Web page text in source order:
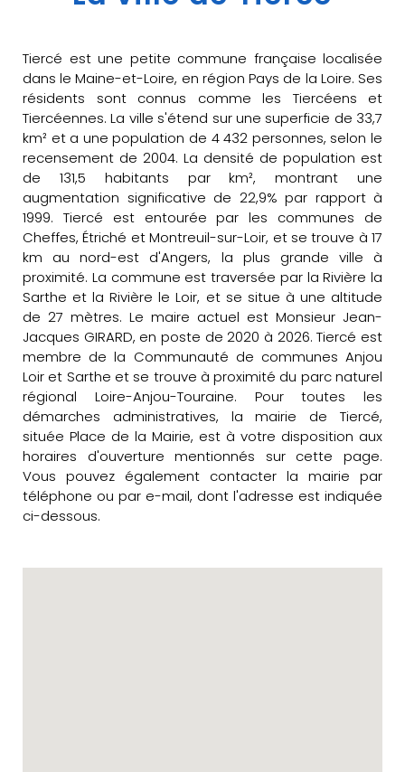
Tiercé est une petite commune française localisée
dans le Maine-et-Loire, en région Pays de la Loire. Ses
résidents sont connus comme les Tiercéens et
Tiercéennes. La ville s'étend sur une superficie de 33,7
km² et a une population de 4 432 personnes, selon le
recensement de 2004. La densité de population est
de 131,5 habitants par km², montrant une
augmentation significative de 22,9% par rapport à
1999. Tiercé est entourée par les communes de
Cheffes, Étriché et Montreuil-sur-Loir, et se trouve à 17
km au nord-est d'Angers, la plus grande ville à
proximité. La commune est traversée par la Rivière la
Sarthe et la Rivière le Loir, et se situe à une altitude
de 27 mètres. Le maire actuel est Monsieur Jean-
Jacques GIRARD, en poste de 2020 à 2026. Tiercé est
membre de la Communauté de communes Anjou
Loir et Sarthe et se trouve à proximité du parc naturel
régional Loire-Anjou-Touraine. Pour toutes les
démarches administratives, la mairie de Tiercé,
située Place de la Mairie, est à votre disposition aux
horaires d'ouverture mentionnés sur cette page.
Vous pouvez également contacter la mairie par
téléphone ou par e-mail, dont l'adresse est indiquée
ci-dessous.